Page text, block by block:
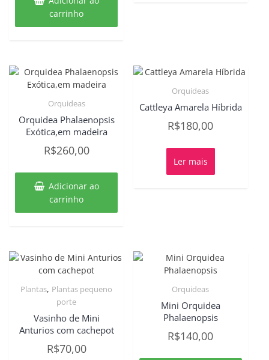
carrinho
Orquideas
Orquidea Phalaenopsis
Exótica,em madeira
R$260,00
Adicionar ao
carrinho
Orquideas
Cattleya Amarela Híbrida
R$180,00
Ler mais
Plantas, Plantas pequeno
porte
Vasinho de Mini
Anturios com cachepot
R$70,00
Orquideas
Mini Orquidea
Phalaenopsis
R$140,00